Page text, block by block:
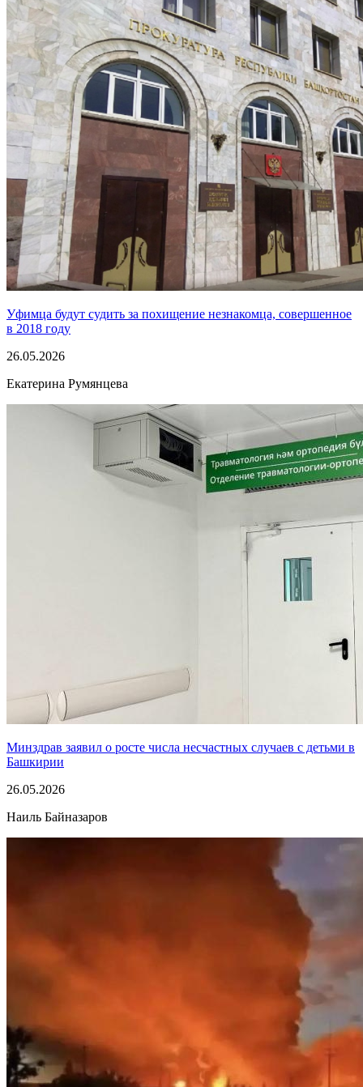
Уфимца будут судить за похищение незнакомца, совершенное
в 2018 году
26.05.2026
Екатерина Румянцева
Минздрав заявил о росте числа несчастных случаев с детьми в
Башкирии
26.05.2026
Наиль Байназаров